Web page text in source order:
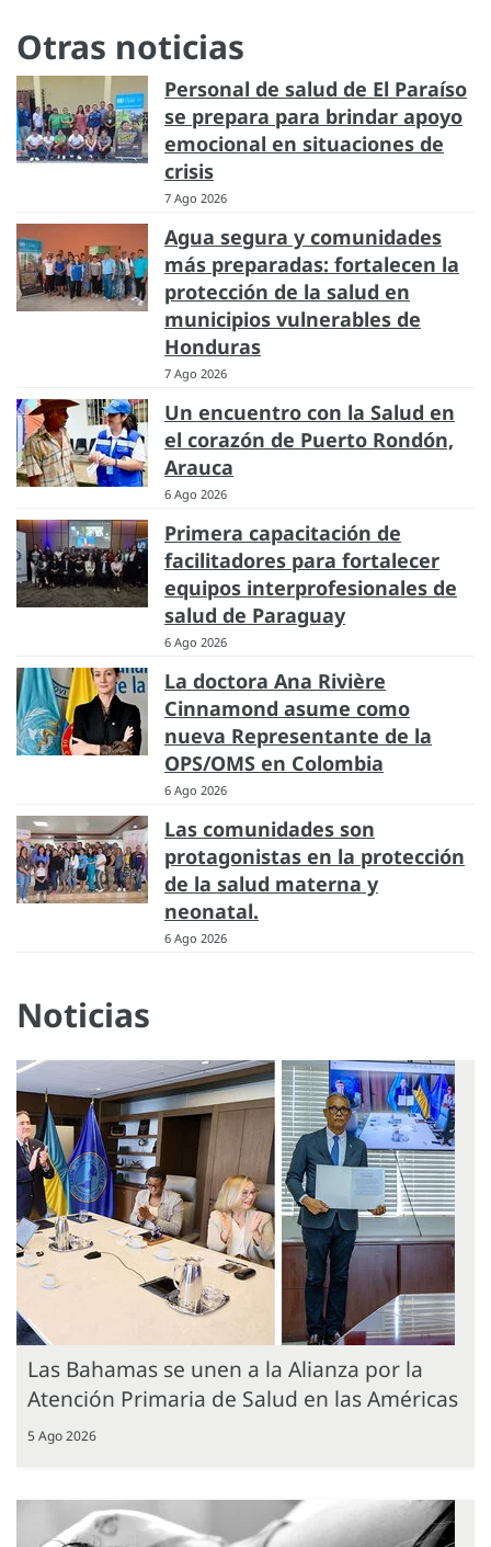
Otras noticias
Personal de salud de El Paraíso
se prepara para brindar apoyo
emocional en situaciones de
crisis
7 Ago 2026
Agua segura y comunidades
más preparadas: fortalecen la
protección de la salud en
municipios vulnerables de
Honduras
7 Ago 2026
Un encuentro con la Salud en
el corazón de Puerto Rondón,
Arauca
6 Ago 2026
Primera capacitación de
facilitadores para fortalecer
equipos interprofesionales de
salud de Paraguay
6 Ago 2026
La doctora Ana Rivière
Cinnamond asume como
nueva Representante de la
OPS/OMS en Colombia
6 Ago 2026
Las comunidades son
protagonistas en la protección
de la salud materna y
neonatal.
6 Ago 2026
Noticias
Las Bahamas se unen a la Alianza por la
Atención Primaria de Salud en las Américas
5 Ago 2026